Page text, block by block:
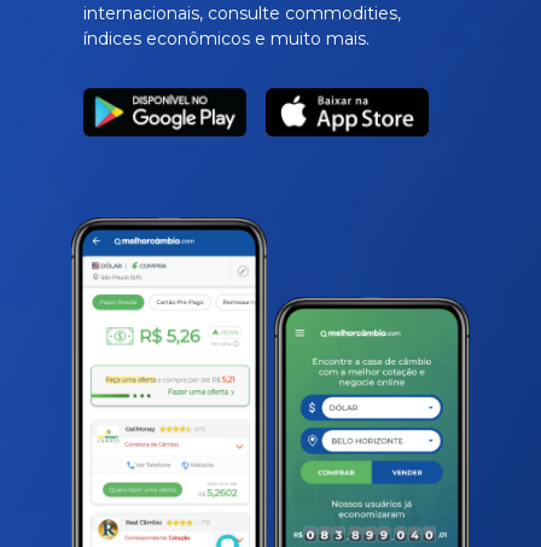
internacionais, consulte commodities,
índices econômicos e muito mais.